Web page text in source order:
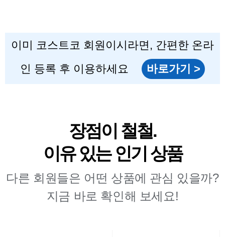
이미 코스트코 회원이시라면, 간편한 온라
인 등록 후 이용하세요
바로가기 >
장점이 철철.
이유 있는 인기 상품
다른 회원들은 어떤 상품에 관심 있을까?
지금 바로 확인해 보세요!